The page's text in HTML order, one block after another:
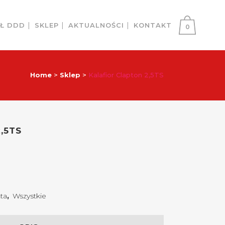
0
DDD SKLEP AKTUALNOŚCI KONTAKT
Home > Sklep > Kalafior Clapton 2,5TS
, Wszystkie